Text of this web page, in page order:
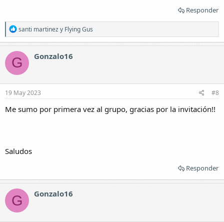
Responder
R
e
a
c
c
i
o
n
e
:
santi martinezy Flying Gus
G Gonzalo16
19 May 2023 #8
Me sumo por primera vez al grupo, gracias por la invitación!!
Saludos
Responder
G Gonzalo16